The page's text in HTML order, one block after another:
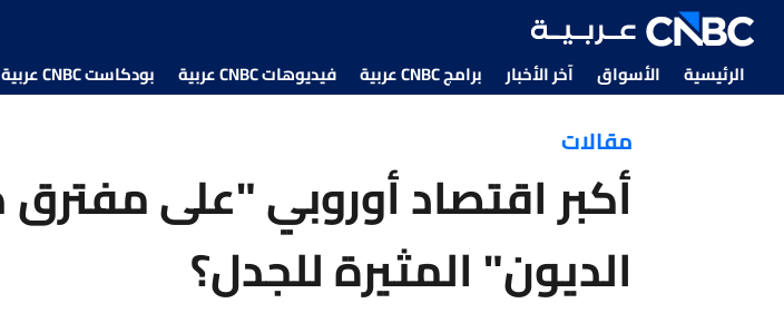
الرئيسية الأسواق آخر الأخبار برامج CNBC عربية فيديوهات CNBC عربية بودكاست CNBC عربية
مقالات
أكبر اقتصاد أوروبي "على
الديون" المثيرة للجدل؟